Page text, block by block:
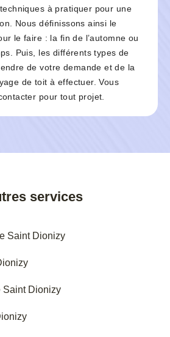
à pratiquer pour une
Nous définissons ainsi le
le faire : la fin de l’automne ou
Puis, les différents types de
de votre demande et de la
de toit à effectuer. Vous
pour tout projet.
services
Saint Dionizy
Saint Dionizy